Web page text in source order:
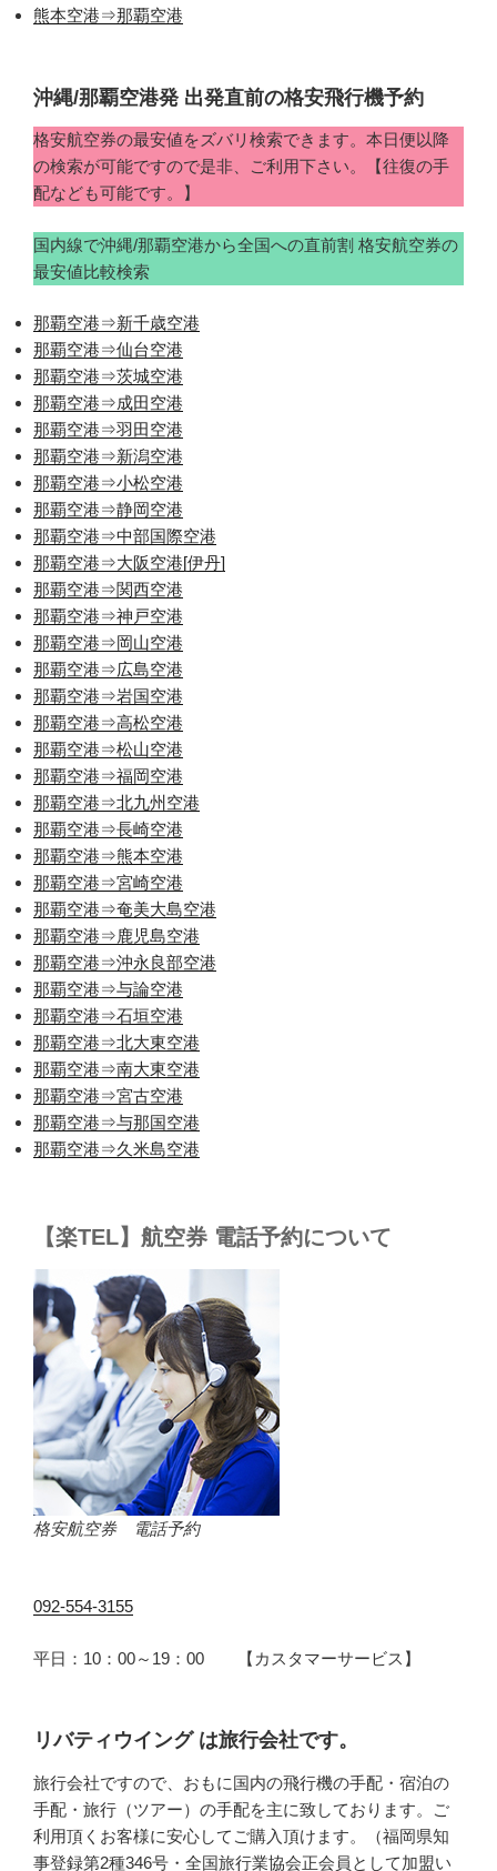
熊本空港⇒那覇空港
沖縄/那覇空港発 出発直前の格安飛行機予約
格安航空券の最安値をズバリ検索できます。本日便以降
の検索が可能ですので是非、ご利用下さい。【往復の手
配なども可能です。】
国内線で沖縄/那覇空港から全国への直前割 格安航空券の
最安値比較検索
那覇空港⇒新千歳空港
那覇空港⇒仙台空港
那覇空港⇒茨城空港
那覇空港⇒成田空港
那覇空港⇒羽田空港
那覇空港⇒新潟空港
那覇空港⇒小松空港
那覇空港⇒静岡空港
那覇空港⇒中部国際空港
那覇空港⇒大阪空港[伊丹]
那覇空港⇒関西空港
那覇空港⇒神戸空港
那覇空港⇒岡山空港
那覇空港⇒広島空港
那覇空港⇒岩国空港
那覇空港⇒高松空港
那覇空港⇒松山空港
那覇空港⇒福岡空港
那覇空港⇒北九州空港
那覇空港⇒長崎空港
那覇空港⇒熊本空港
那覇空港⇒宮崎空港
那覇空港⇒奄美大島空港
那覇空港⇒鹿児島空港
那覇空港⇒沖永良部空港
那覇空港⇒与論空港
那覇空港⇒石垣空港
那覇空港⇒北大東空港
那覇空港⇒南大東空港
那覇空港⇒宮古空港
那覇空港⇒与那国空港
那覇空港⇒久米島空港
【楽TEL】航空券 電話予約について
格安航空券 電話予約
092-554-3155
平日：10：00～19：00 【カスタマーサービス】
リバティウイング は旅行会社です。
旅行会社ですので、おもに国内の飛行機の手配・宿泊の
手配・旅行（ツアー）の手配を主に致しております。ご
利用頂くお客様に安心してご購入頂けます。（福岡県知
事登録第2種346号・全国旅行業協会正会員として加盟い